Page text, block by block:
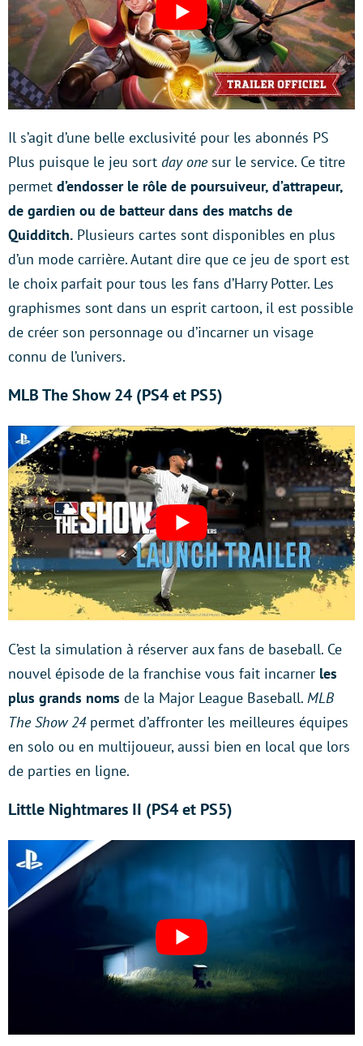
Il s’agit d’une belle exclusivité pour les abonnés PS
Plus puisque le jeu sort day onesur le service. Ce titre
permet d’endosser le rôle de poursuiveur, d’attrapeur,
de gardien ou de batteur dans des matchs de
Quidditch. Plusieurs cartes sont disponibles en plus
d’un mode carrière. Autant dire que ce jeu de sport est
le choix parfait pour tous les fans d’Harry Potter. Les
graphismes sont dans un esprit cartoon, il est possible
de créer son personnage ou d’incarner un visage
connu de l’univers.
MLB The Show 24 (PS4 et PS5)
C’est la simulation à réserver aux fans de baseball. Ce
nouvel épisode de la franchise vous fait incarner les
plus grands noms de la Major League Baseball. MLB
The Show 24 permet d’affronter les meilleures équipes
en solo ou en multijoueur, aussi bien en local que lors
de parties en ligne.
Little Nightmares II (PS4 et PS5)